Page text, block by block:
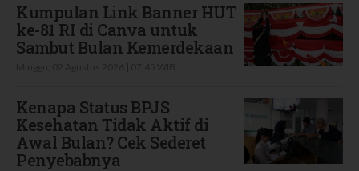
Kumpulan Link Banner HUT
ke-81 RI di Canva untuk
Sambut Bulan Kemerdekaan
Kenapa Status BPJS
Kesehatan Tidak Aktif di
Awal Bulan? Cek Sederet
Penyebabnya